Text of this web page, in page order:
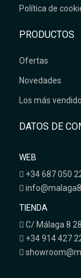
Política de
PRODUCTOS
Ofertas
Novedades
Los más
DATOS DE
WEB
+34 687 050
TIENDA
C/ Málaga 8
+34 914 427